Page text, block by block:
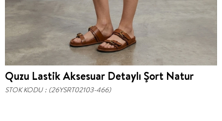
Quzu Lastik Aksesuar Detaylı Şort Natur
STOK KODU (26YSRT02103-466)